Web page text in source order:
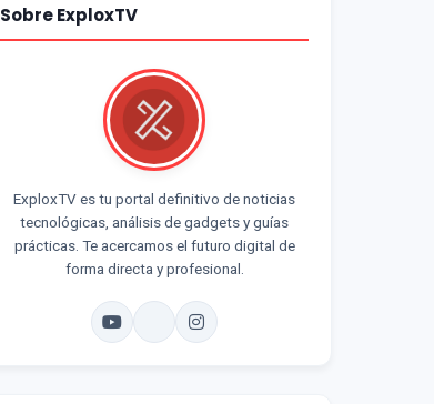
Sobre ExploxTV
ExploxTV es tu portal definitivo de noticias
tecnológicas, análisis de gadgets y guías
prácticas. Te acercamos el futuro digital de
forma directa y profesional.